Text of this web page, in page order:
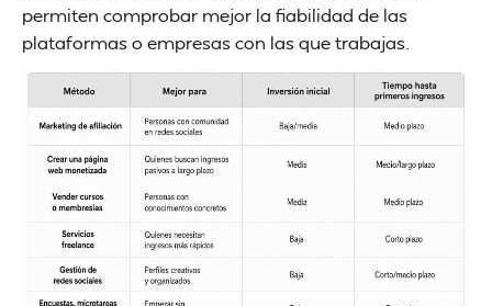
permiten comprobar mejor la fiabilidad de las
plataformas o empresas con las que trabajas.